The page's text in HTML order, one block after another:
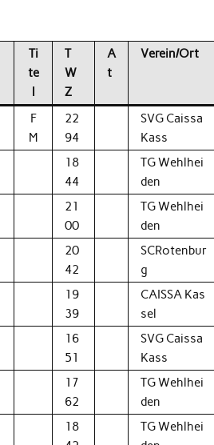
Ti
te
l
T
W
Z
A
t
Verein/Ort
F
M
22
94
SVG Caissa
Kass
18
44
TG Wehlhei
den
21
00
TG Wehlhei
den
20
42
SCRotenbur
g
19
39
CAISSA Kas
sel
16
51
SVG Caissa
Kass
17
62
TG Wehlhei
den
18
TG Wehlhei